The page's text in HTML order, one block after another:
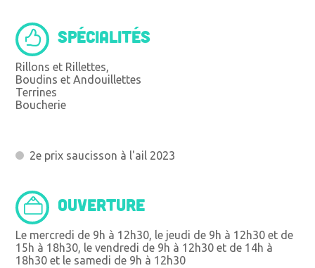
SPÉCIALITÉS
Rillons et Rillettes,
Boudins et Andouillettes
Terrines
Boucherie
2e prix saucisson à l'ail 2023
OUVERTURE
Le mercredi de 9h à 12h30, le jeudi de 9h à 12h30 et de
15h à 18h30, le vendredi de 9h à 12h30 et de 14h à
18h30 et le samedi de 9h à 12h30